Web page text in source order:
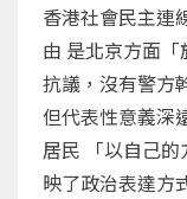
香港社會民主連
由 是北京方面
抗議，沒有警方
但代表性意義深
居民 「以自己
映了政治表達方